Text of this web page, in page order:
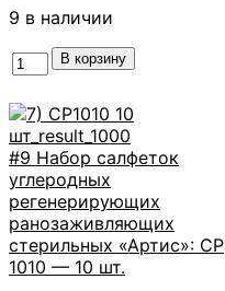
составляла
19
000 ₽.
9 в наличии
Количество
товара
#11
Набор
салфеток
углеродных
сорбирующих
ранозаживляющих
стерильных
«Артис»:
СС
В корзину
#9 Набор салфеток
углеродных
регенерирующих
ранозаживляющих
стерильных «Артис»: СР
1010 — 10 шт.